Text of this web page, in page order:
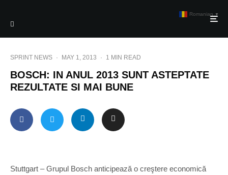
SPRINT NEWS · MAY 1, 2013 · 1 MIN READ
BOSCH: IN ANUL 2013 SUNT ASTEPTATE
REZULTATE SI MAI BUNE
Stuttgart – Grupul Bosch anticipează o creştere economică
Romanian ▼